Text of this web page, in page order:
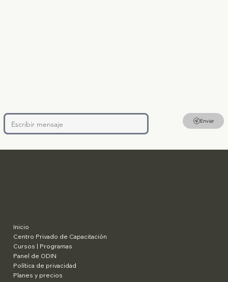
Enviar
Inicio
Centro Privado de Capacitación
Cursos | Programas
Panel de ODIN
Política de privacidad
Planes y precios